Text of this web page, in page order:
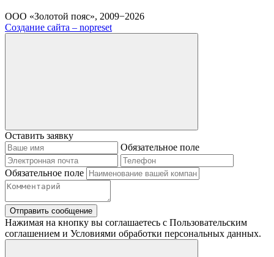
ООО «Золотой пояс», 2009−2026
Создание сайта – nopreset
Оставить заявку
Обязательное поле
Обязательное поле
Отправить сообщение
Нажимая на кнопку вы соглашаетесь с Пользовательским
соглашением и Условиями обработки персональных данных.